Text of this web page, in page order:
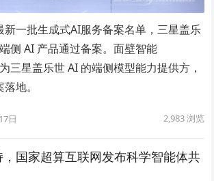
新一批生成式AI服务备案名单，三星盖乐
侧 AI 产品通过备案。面壁智能
三星盖乐世 AI 的端侧模型能力提供方，
地。
日 2,983浏览
国家超算互联网发布科学智能体共